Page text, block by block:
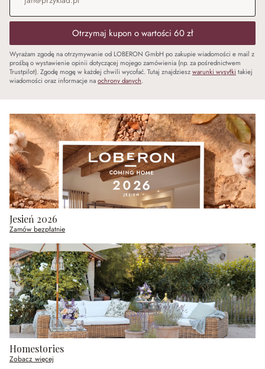
Otrzymaj kupon o wartości 60 zł
Wyrażam zgodę na otrzymywanie od LOBERON GmbH po zakupie wiadomości e mail z
prośbą o wystawienie opinii dotyczącej mojego zamówienia (np. za pośrednictwem
Trustpilot). Zgodę mogę w każdej chwili wycofać. Tutaj znajdzieszwarunki wysyłki takiej
wiadomości oraz informacje naochrony danych.
Jesień 2026
Zamów bezpłatnie
Homestories
Zobacz więcej